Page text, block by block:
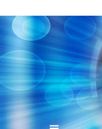
to
contentvinivida.lk